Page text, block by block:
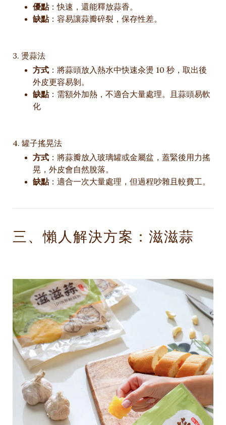
優點：快速，還能釋放蒜香。
缺點：容易讓蒜瓣碎裂，保存性差。
3. 燙蒜法
方式 ：將蒜頭放入熱水中快速汆燙 10 秒，取出後
外皮更容易剝。
缺點：需額外加熱，不適合大量處理。且蒜頭易軟
化
4. 罐子搖晃法
方式 ：將蒜瓣放入玻璃罐或金屬盆，蓋緊後用力搖
晃，外皮會自然脫落。
缺點：適合一次大量處理，但過程吵雜且較費工。
三、懶人解決方案：滋滋蒜